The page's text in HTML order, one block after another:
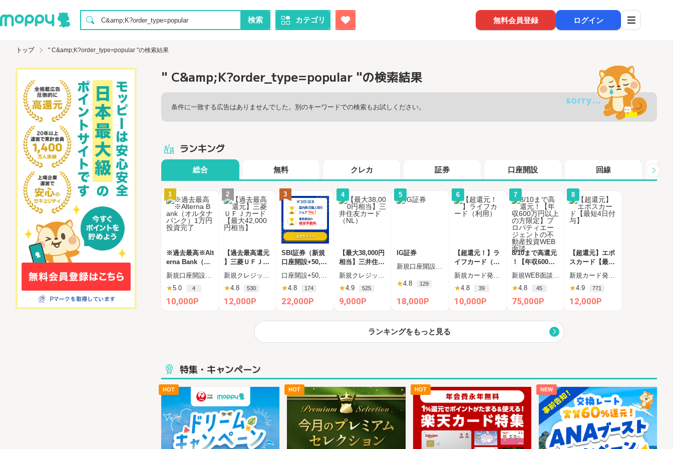
検索 カテゴリ 無料会員登録 ログイン
トップ " C&amp;K?order_type=popular "の検索結果
" C&amp;K?order_type=popular "の検索結果
条件に一致する広告はありませんでした。別のキーワードでの検索もお試しください。
ランキング
総合 無料 クレカ 証券 口座開設 回線
1
※過去最高※Alt
erna Bank（オ
ルタナバンク）
1万円投資完了
新規口座開設申込後、45日以内に1万円以上の投資
★5.0 4
10,000P
2
【過去最高還元
】三菱ＵＦＪカ
ード【最大42,0
00円相当】
新規クレジットカード発行完了（カード受取必須）
★4.8 530
12,000P
3
SBI証券（新規
口座開設+50,00
0円以上入金）
口座開設+50,000円入金（SBIハイブリッド預金へ振替）
★4.8 174
22,000P
4
【最大38,000円
相当】三井住友
カード（NL）
新規クレジットカード発行
★4.9 525
9,000P
5
IG証券
新規口座開設後、30日以内にFX口座で合計50Lot以上の新規取引
★4.8 129
18,000P
6
【超還元！】ラ
イフカード（利
用）
新規カード発行+ショッピング利用（カード受取必須）
★4.8 39
10,000P
7
8/10まで高還元
！【年収600万
円以上の方限定
】プロパティエ
ージェントの不
動産投資WEB面
新規WEB面談完了及び獲得条件をすべてクリア
★4.8 45
75,000P
8
【超還元】エポ
スカード【最短
4日付与】
新規カード発行完了
★4.9 771
12,000P
ランキングをもっと見る
特集・キャンペーン
HOT HOT HOT NEW